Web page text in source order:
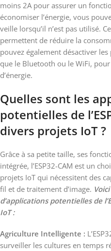
moins 2A pour assurer un
économiser l’énergie, vous
veille lorsqu’il n’est pas utilisé.
permettent de réduire la
pouvez également désactiver
que le Bluetooth ou le WiFi,
d’énergie.
Quelles sont les
potentielles de
divers projets IoT ?
Grâce à sa petite taille, ses
intégrée, l’ESP32-CAM est un
projets IoT qui nécessitent des
fil et de traitement d’image.
d’applications potentielles de
IoT :
Agriculture Intelligente :
surveiller les cultures en temps